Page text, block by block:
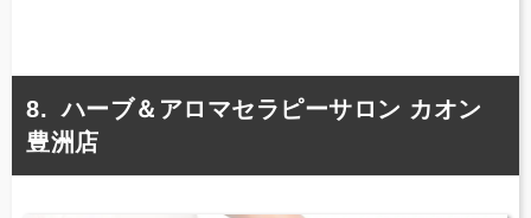
ハーブ＆アロマセラピーサロン カオン
豊洲店